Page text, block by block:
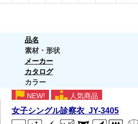
品名
素材・形状
メーカー
カタログ
カラー
NEW! 人気商品
女子シングル診察衣 JY-3405